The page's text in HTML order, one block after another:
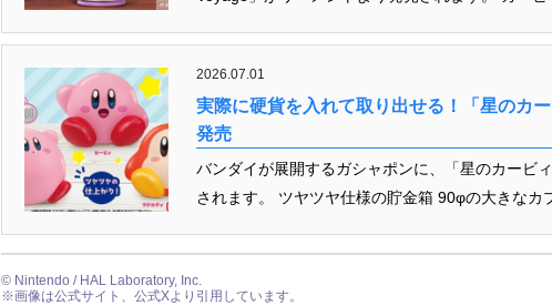
2026.07.01
実際に硬貨を入れて取り出せる！「星のカ
発売
バンダイが展開するガシャポンに、「星のカービ
されます。 ツヤツヤ仕様の貯金箱 90φの大きなカ
© Nintendo / HAL Laboratory, Inc.
※画像は公式サイト、公式Xより引用しています。